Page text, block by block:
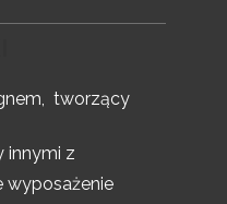
tworzący
innymi z
wyposażenie